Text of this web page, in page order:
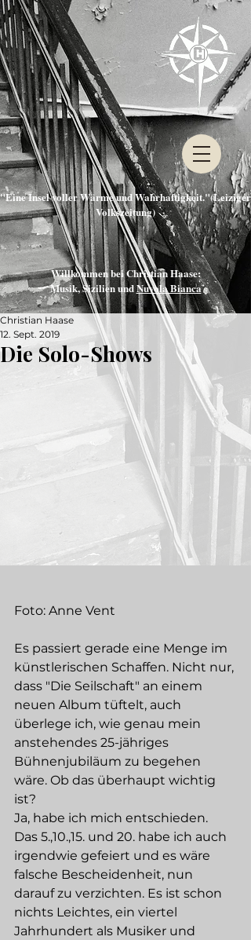
"Eine Insel voller Wärme und Wahrhaftigkeit."(Leiziger
Volkszeitung)
Willkommen bei Christian Haase:
Musik, Sizilien undNuvola Bianca
Die Solo-Shows
Christian Haase
12. Sept. 2019
Foto: Anne Vent
Es passiert gerade eine Menge im
künstlerischen Schaffen. Nicht nur,
dass "Die Seilschaft" an einem
neuen Album tüftelt, auch
überlege ich, wie genau mein
anstehendes 25-jähriges
Bühnenjubiläum zu begehen
wäre. Ob das überhaupt wichtig
ist?
Ja, habe ich mich entschieden.
Das 5.,10.,15. und 20. habe ich auch
irgendwie gefeiert und es wäre
falsche Bescheidenheit, nun
darauf zu verzichten. Es ist schon
nichts Leichtes, ein viertel
Jahrhundert als Musiker und